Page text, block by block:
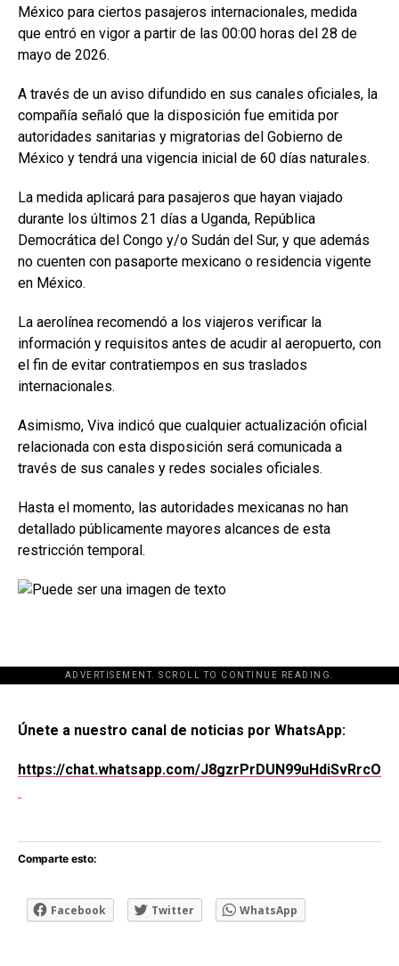
México para ciertos pasajeros internacionales, medida
que entró en vigor a partir de las 00:00 horas del 28 de
mayo de 2026.
A través de un aviso difundido en sus canales oficiales, la
compañía señaló que la disposición fue emitida por
autoridades sanitarias y migratorias del Gobierno de
México y tendrá una vigencia inicial de 60 días naturales.
La medida aplicará para pasajeros que hayan viajado
durante los últimos 21 días a Uganda, República
Democrática del Congo y/o Sudán del Sur, y que además
no cuenten con pasaporte mexicano o residencia vigente
en México.
La aerolínea recomendó a los viajeros verificar la
información y requisitos antes de acudir al aeropuerto, con
el fin de evitar contratiempos en sus traslados
internacionales.
Asimismo, Viva indicó que cualquier actualización oficial
relacionada con esta disposición será comunicada a
través de sus canales y redes sociales oficiales.
Hasta el momento, las autoridades mexicanas no han
detallado públicamente mayores alcances de esta
restricción temporal.
ADVERTISEMENT. SCROLL TO CONTINUE READING.
[adsforwp id="243463"]
Únete a nuestro canal de noticias por WhatsApp:
https://chat.whatsapp.com/J8gzrPrDUN99uHdiSvRrcO
Comparte esto:
Facebook Twitter WhatsApp